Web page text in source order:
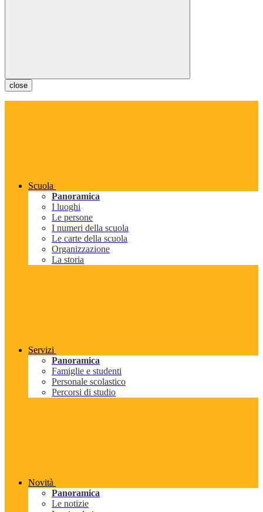
close
Scuola
Panoramica
I luoghi
Le persone
I numeri della scuola
Le carte della scuola
Organizzazione
La storia
Servizi
Panoramica
Famiglie e studenti
Personale scolastico
Percorsi di studio
Novità
Panoramica
Le notizie